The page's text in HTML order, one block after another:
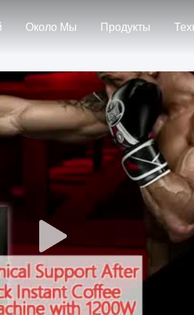
Около Мы Продукты